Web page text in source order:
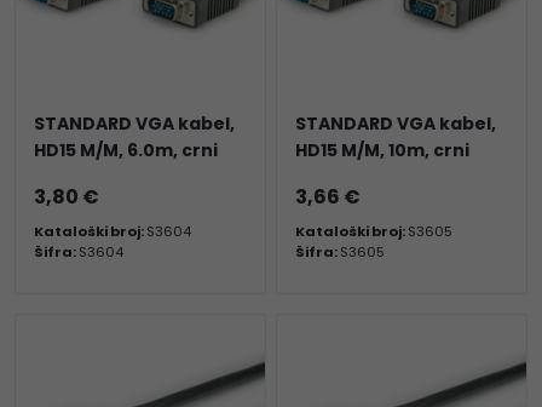
STANDARD VGA kabel,
HD15 M/M, 6.0m, crni
3,80 €
Kataloški broj:S3604
Šifra:S3604
STANDARD VGA kabel,
HD15 M/M, 10m, crni
3,66 €
Kataloški broj:S3605
Šifra:S3605